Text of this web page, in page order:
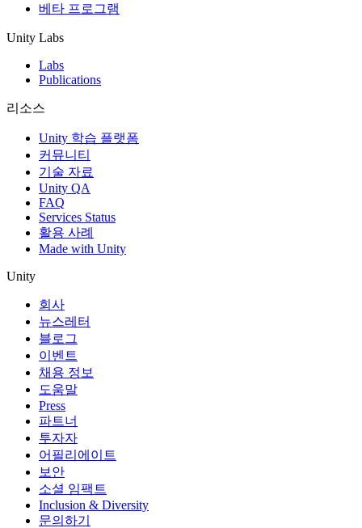
베타 프로그램
Unity Labs
Labs
Publications
리소스
Unity 학습 플랫폼
커뮤니티
기술 자료
Unity QA
FAQ
Services Status
활용 사례
Made with Unity
Unity
회사
뉴스레터
블로그
이벤트
채용 정보
도움말
Press
파트너
투자자
어필리에이트
보안
소셜 임팩트
Inclusion & Diversity
문의하기